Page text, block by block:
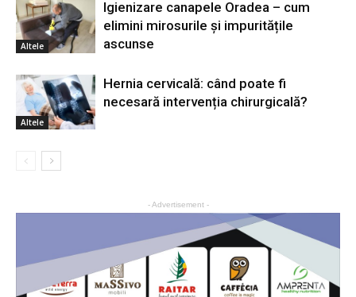
Altele
Igienizare canapele Oradea – cum
elimini mirosurile și impuritățile
ascunse
Altele
Hernia cervicală: când poate fi
necesară intervenția chirurgicală?
- Advertisement -